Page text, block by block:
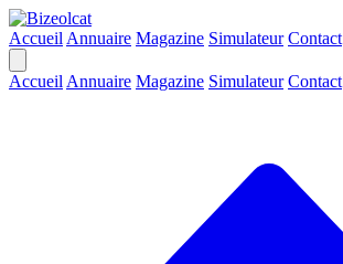
Accueil Annuaire Magazine Simulateur Contact
Accueil Annuaire Magazine Simulateur Contact